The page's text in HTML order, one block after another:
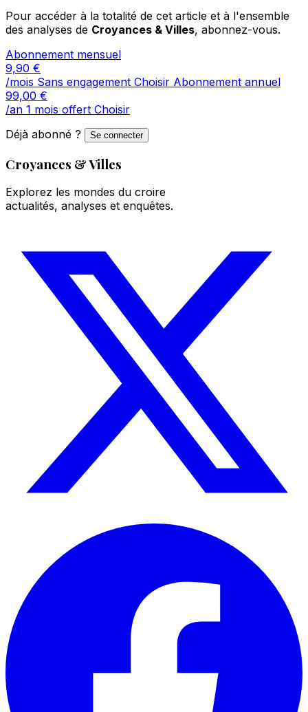
Pour accéder à la totalité de cet article et à l'ensemble
des analyses de Croyances & Villes, abonnez-vous.
Abonnement mensuel
9,90 €
/mois Sans engagement Choisir Abonnement annuel
99,00 €
/an 1 mois offert Choisir
Déjà abonné ?
Se connecter
Croyances & Villes
Explorez les mondes du croire
actualités, analyses et enquêtes.